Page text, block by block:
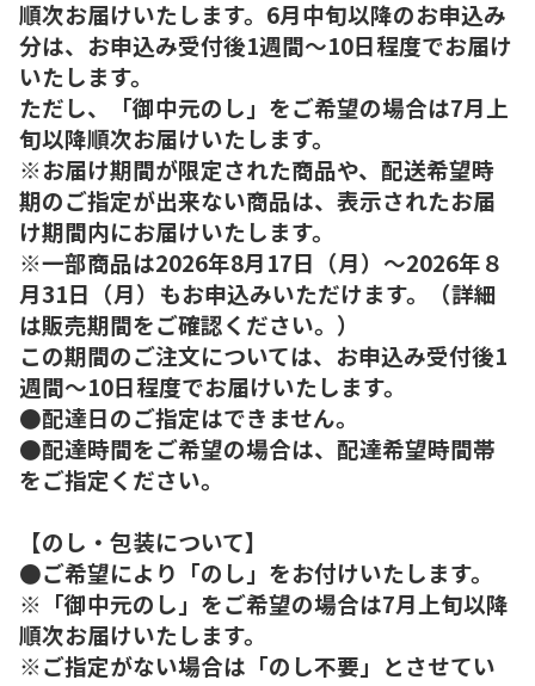
順次お届けいたします。6月中旬以降のお申込み
分は、お申込み受付後1週間～10日程度でお届け
いたします。
ただし、「御中元のし」をご希望の場合は7月上
旬以降順次お届けいたします。
※お届け期間が限定された商品や、配送希望時
期のご指定が出来ない商品は、表示されたお届
け期間内にお届けいたします。
※一部商品は2026年8月17日（月）～2026年８
月31日（月）もお申込みいただけます。（詳細
は販売期間をご確認ください。）
この期間のご注文については、お申込み受付後1
週間～10日程度でお届けいたします。
●配達日のご指定はできません。
●配達時間をご希望の場合は、配達希望時間帯
をご指定ください。
【のし・包装について】
●ご希望により「のし」をお付けいたします。
※「御中元のし」をご希望の場合は7月上旬以降
順次お届けいたします。
※ご指定がない場合は「のし不要」とさせてい